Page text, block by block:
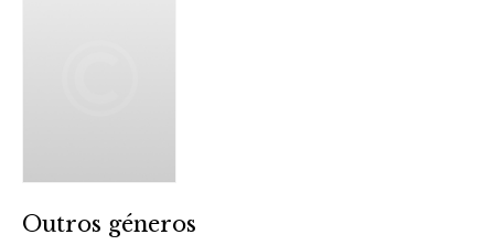
Outros géneros